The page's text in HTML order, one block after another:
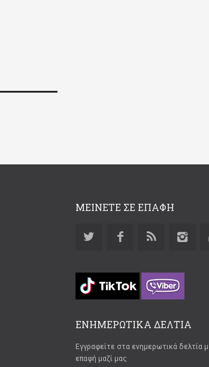
ΜΕΙΝΕΤΕ ΣΕ ΕΠΑΦΗ
ΕΝΗΜΕΡΩΤΙΚΑ ΔΕΛΤΙΑ
Εγγραφείτε στα ενημερωτικά δελτία
επαφή μαζί μας